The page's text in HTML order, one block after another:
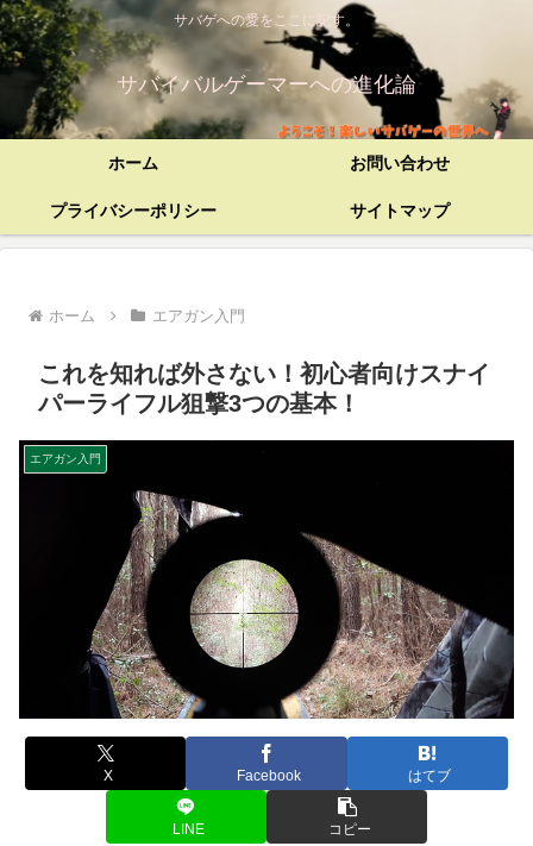
サバゲへの愛をここに記す。
サバイバルゲーマーへの進化論
ホーム お問い合わせ
プライバシーポリシー サイトマップ
ホーム エアガン入門
これを知れば外さない！初心者向けスナイ
パーライフル狙撃3つの基本！
エアガン入門
X Facebook はてブ
LINE コピー